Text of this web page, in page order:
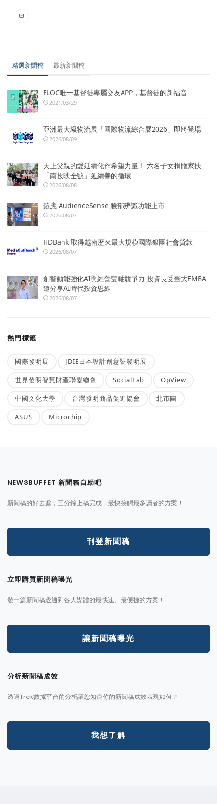
精選新聞稿 最新新聞稿
FLOC唯一基督徒專屬交友APP，基督徒的新福音
2021/03/29
亞洲最大級物流展「國際物流綜合展2026」即將登場
2026/08/09
天上父親的愛延續化作希望力量！ 六名子女捐贈家扶
「南投映全號」延續善的循環
2026/08/08
鎧應 AudienceSense 臉部辨識功能上市
2026/08/07
HDBank 取得越南歷來最大規模國際銀團社會貸款
2026/08/07
創智動能強化AI與經營雙軸競爭力 投資長受臺大EMBA
邀分享AI時代投資思維
2026/08/07
熱門標籤
國際發明展 JDIE日本設計創意暨發明展
世界發明智慧財產聯盟總會 SocialLab OpView
中國文化大學 台灣發明商品促進協會 北市圖
ASUS Microchip
NEWSBUFFET 新聞稿自助吧
新聞稿的好去處，三分鐘上稿完成，最快接觸最多讀者的方案！
刊登新聞稿
立即購買新聞稿曝光
發一篇新聞稿透通到各大媒體的最快速、最便捷的方案！
讓新聞稿曝光
分析新聞稿成效
透過Trek數據平台的分析讓您知道你的新聞稿成效表現如何？
我想了解